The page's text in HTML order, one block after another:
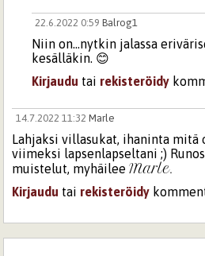
22.6.2022 0:59Balrog1
Niin on...nytkin jalassa
kesälläkin. 😊
Kirjaudu tai rekisteröidy
14.7.2022 11:32 Marle
Lahjaksi villasukat, ihaninta mitä
viimeksi lapsenlapseltani ;)
muistelut, myhäileeMarle.
Kirjaudu tai rekisteröidy